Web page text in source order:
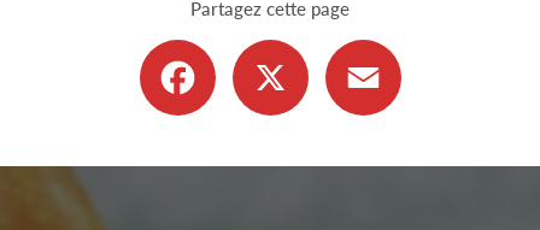
Partagez cette page
Facebook